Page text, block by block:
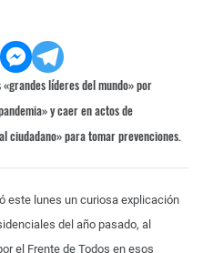
líderes del mundo» por
y caer en actos de
ciudadano» para tomar prevenciones.
este lunes un curiosa explicación
del año pasado, al
el Frente de Todos en esos